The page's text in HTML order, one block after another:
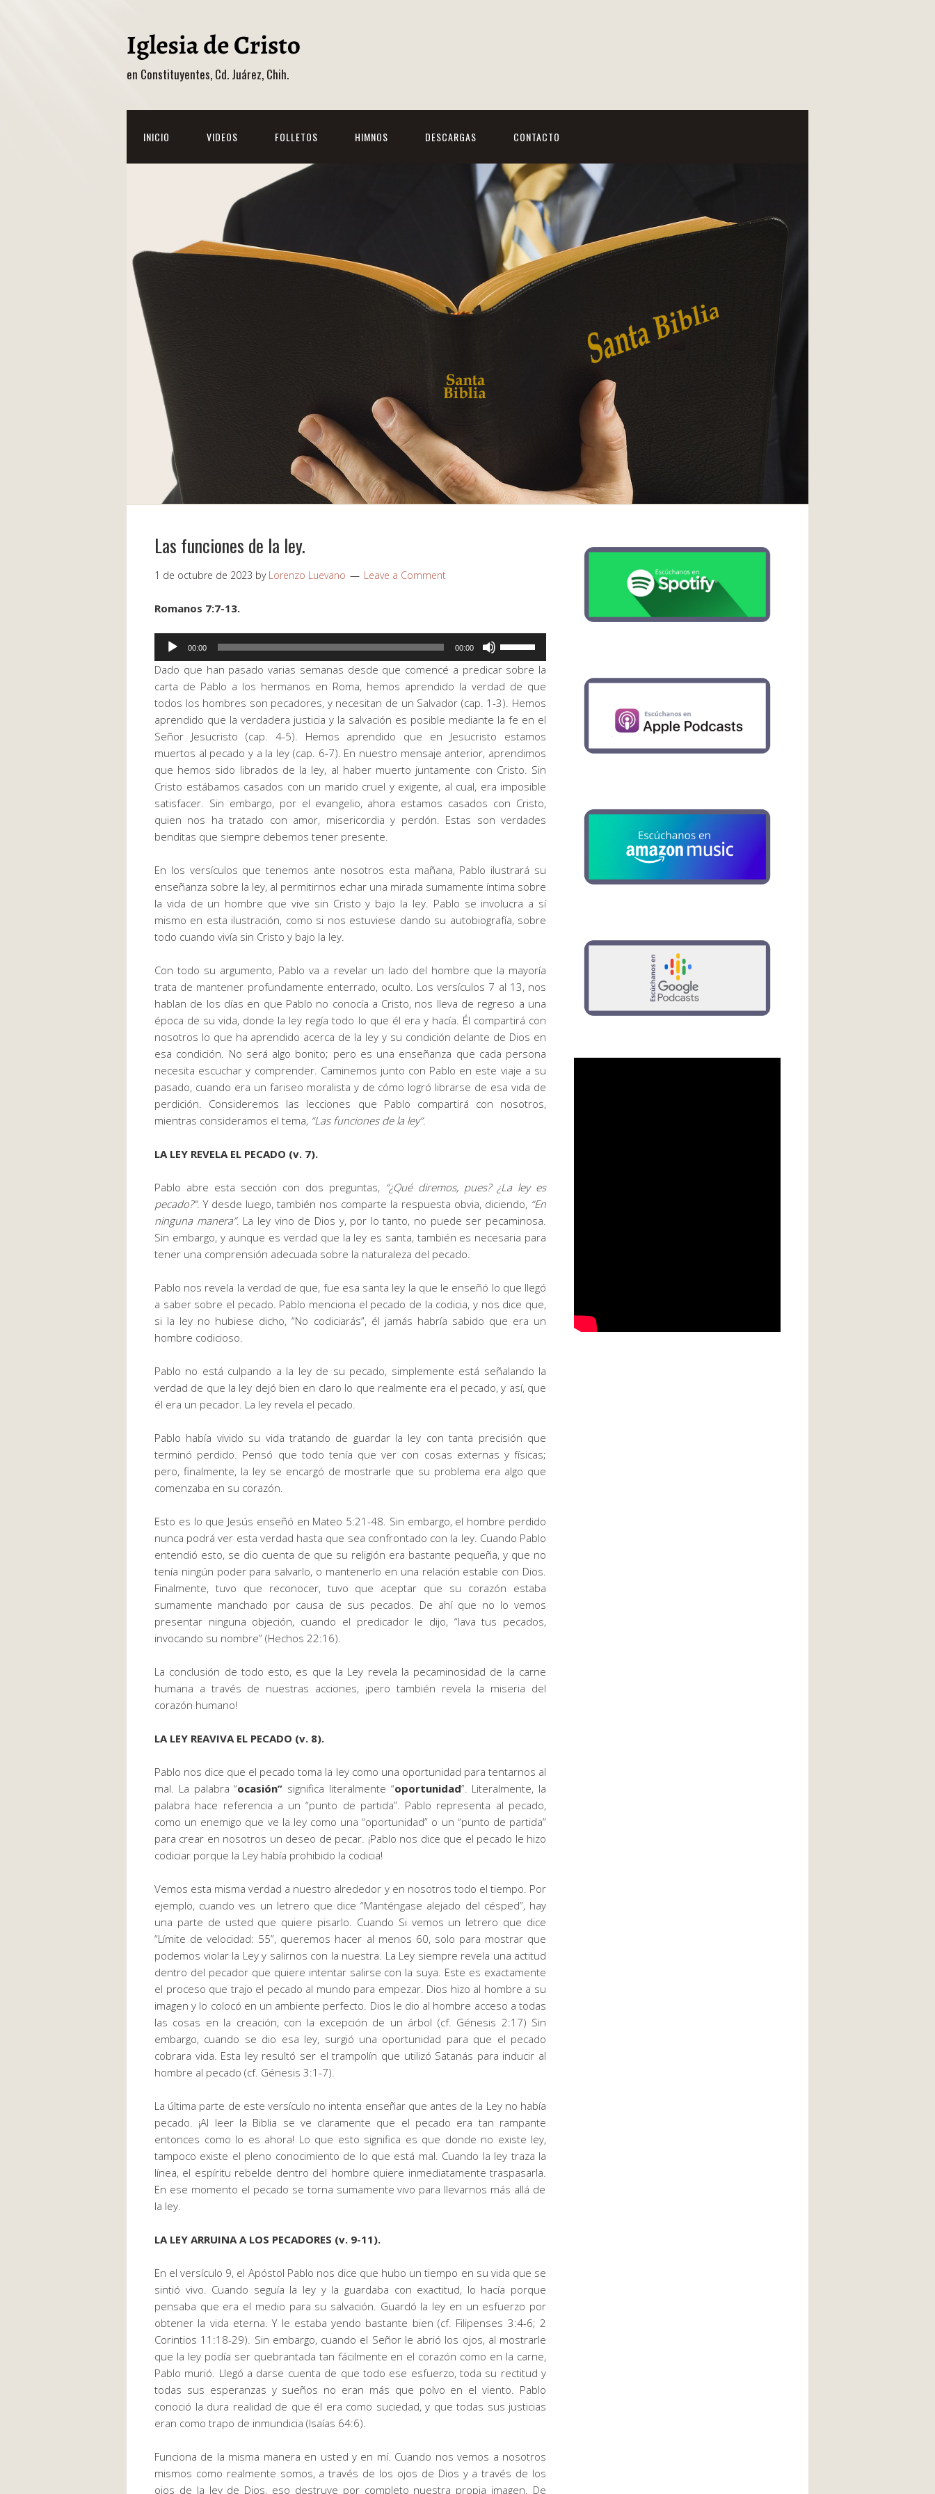
en Constituyentes, Cd. Juárez, Chih.
INICIO VIDEOS FOLLETOS HIMNOS DESCARGAS CONTACTO
Las funciones de la ley.
1 de octubre de 2023 by Lorenzo Luevano Leave a Comment
Romanos 7:7-13.
Reproductor
de
audio
00:00 00:00
teclas
de
flecha
arriba/abajo
para
aumentar
o
disminuir
el
volumen.
Dado que han pasado varias semanas desde que comencé a predicar sobre la
carta de Pablo a los hermanos en Roma, hemos aprendido la verdad de que
todos los hombres son pecadores, y necesitan de un Salvador (cap. 1-3). Hemos
aprendido que la verdadera justicia y la salvación es posible mediante la fe en el
Señor Jesucristo (cap. 4-5). Hemos aprendido que en Jesucristo estamos
muertos al pecado y a la ley (cap. 6-7). En nuestro mensaje anterior, aprendimos
que hemos sido librados de la ley, al haber muerto juntamente con Cristo. Sin
Cristo estábamos casados con un marido cruel y exigente, al cual, era imposible
satisfacer. Sin embargo, por el evangelio, ahora estamos casados con Cristo,
quien nos ha tratado con amor, misericordia y perdón. Estas son verdades
benditas que siempre debemos tener presente.
En los versículos que tenemos ante nosotros esta mañana, Pablo ilustrará su
enseñanza sobre la ley, al permitirnos echar una mirada sumamente íntima sobre
la vida de un hombre que vive sin Cristo y bajo la ley. Pablo se involucra a sí
mismo en esta ilustración, como si nos estuviese dando su autobiografía, sobre
todo cuando vivía sin Cristo y bajo la ley.
Con todo su argumento, Pablo va a revelar un lado del hombre que la mayoría
trata de mantener profundamente enterrado, oculto. Los versículos 7 al 13, nos
hablan de los días en que Pablo no conocía a Cristo, nos lleva de regreso a una
época de su vida, donde la ley regía todo lo que él era y hacía. Él compartirá con
nosotros lo que ha aprendido acerca de la leyy su condición delante de Dios en
esa condición. No será algo bonito; pero es una enseñanza que cada persona
necesita escuchar y comprender. Caminemos junto con Pablo en este viaje a su
pasado, cuando era un fariseo moralista y de cómo logró librarse de esa vida de
perdición. Consideremos las lecciones que Pablo compartirá con nosotros,
mientras consideramos el tema, “Las funciones de la ley”.
LA LEY REVELA EL PECADO (v. 7).
Pablo abre esta sección con dos preguntas, “¿Qué diremos, pues? ¿La leyes
pecado?”. Y desde luego, también nos comparte la respuesta obvia, diciendo, “En
ninguna manera”. La leyvino de Dios y, por lo tanto, no puede ser pecaminosa.
Sin embargo, y aunque es verdad que la ley es santa, también es necesaria para
tener una comprensión adecuada sobre la naturaleza del pecado.
Pablo nos revela la verdad de que, fue esa santa ley la que le enseñó lo que llegó
a saber sobre el pecado. Pablo menciona el pecado de la codicia, y nos dice que,
si la ley no hubiese dicho, “No codiciarás”, él jamás habría sabido que era un
hombre codicioso.
Pablo no está culpando a la leyde su pecado, simplemente está señalando la
verdad de que la ley dejó bien en claro lo que realmente era el pecado, y así, que
él era un pecador. La ley revela el pecado.
Pablo había vivido su vida tratando de guardar la ley con tanta precisión que
terminó perdido. Pensó que todo tenía que ver con cosas externas y físicas;
pero, finalmente, la leyse encargó de mostrarle que su problema era algo que
comenzaba en su corazón.
Esto es lo que Jesús enseñó en Mateo 5:21-48. Sin embargo, el hombre perdido
nunca podrá ver esta verdad hasta que sea confrontado con la ley. Cuando Pablo
entendió esto, se dio cuenta de que su religión era bastante pequeña, y que no
tenía ningún poder para salvarlo, o mantenerlo en una relación estable con Dios.
Finalmente, tuvo que reconocer, tuvo que aceptar que su corazón estaba
sumamente manchado por causa de sus pecados. De ahí que no lo vemos
presentar ninguna objeción, cuando el predicador le dijo, “lava tus pecados,
invocando su nombre” (Hechos 22:16).
La conclusión de todo esto, es que la Ley revela la pecaminosidad de la carne
humana a través de nuestras acciones, ¡pero también revela la miseria del
corazón humano!
LA LEY REAVIVA EL PECADO (v. 8).
Pablo nos dice que el pecado toma la leycomo una oportunidad para tentarnos al
mal. La palabra“ocasión” significa literalmente “oportunidad”. Literalmente, la
palabra hace referencia a un “punto de partida”. Pablo representa al pecado,
como un enemigo que ve la ley como una “oportunidad” o un “punto de partida”
para crear en nosotros un deseo de pecar. ¡Pablo nos dice que el pecado le hizo
codiciar porque la Ley había prohibido la codicia!
Vemos esta misma verdad a nuestro alrededor y en nosotros todo el tiempo. Por
ejemplo, cuando ves un letrero que dice “Manténgase alejado del césped”, hay
una parte de usted que quiere pisarlo. Cuando Si vemos un letrero que dice
“Límite de velocidad: 55”, queremos hacer al menos 60, solo para mostrar que
podemos violar la Leyy salirnos con la nuestra. La Ley siempre revela una actitud
dentro del pecador que quiere intentar salirse con la suya. Este es exactamente
el proceso que trajo el pecado al mundo para empezar. Dios hizo al hombre a su
imagen y lo colocó en un ambiente perfecto. Dios le dio al hombre acceso a todas
las cosas en la creación, con la excepción de un árbol (cf. Génesis 2:17) Sin
embargo, cuando se dio esa ley, surgió una oportunidad para que el pecado
cobrara vida. Esta leyresultó ser el trampolín que utilizó Satanás para inducir al
hombre al pecado (cf. Génesis 3:1-7).
La última parte de este versículo no intenta enseñar que antes de la Leyno había
pecado. ¡Al leer la Biblia se ve claramente que el pecado era tan rampante
entonces como lo es ahora! Lo que esto significa es que donde no existe ley,
tampoco existe el pleno conocimiento de lo que está mal. Cuando la ley traza la
línea, el espíritu rebelde dentro del hombre quiere inmediatamente traspasarla.
En ese momento el pecado se torna sumamente vivo para llevarnos más allá de
la ley.
LA LEY ARRUINA A LOS PECADORES (v. 9-11).
En el versículo 9, el Apóstol Pablo nos dice que hubo untiempo en su vida que se
sintió vivo. Cuando seguía la ley y la guardaba con exactitud, lo hacía porque
pensaba que era el medio para su salvación. Guardó la ley en un esfuerzo por
obtener la vida eterna. Y le estaba yendo bastante bien (cf. Filipenses 3:4-6; 2
Corintios 11:18-29). Sin embargo, cuando el Señor le abrió los ojos, al mostrarle
que la ley podía ser quebrantada tan fácilmente en el corazón como en la carne,
Pablo murió. Llegó a darse cuenta de que todo ese esfuerzo, toda su rectitud y
todas sus esperanzas y sueños no eran más que polvo en el viento. Pablo
conoció la dura realidad de que él era como suciedad, y que todas sus justicias
eran como trapo de inmundicia (Isaías 64:6).
Funciona de la misma manera en usted y en mí. Cuando nos vemos a nosotros
mismos como realmente somos, a través de los ojos de Dios y a través de los
ojos de la leyde Dios, eso destruye por completo nuestra propia imagen. De